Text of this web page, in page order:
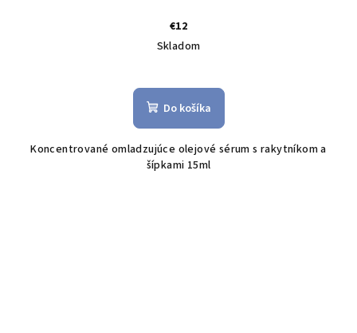
€12
Skladom
Do košíka
Koncentrované omladzujúce olejové sérum s rakytníkom a
šípkami 15ml